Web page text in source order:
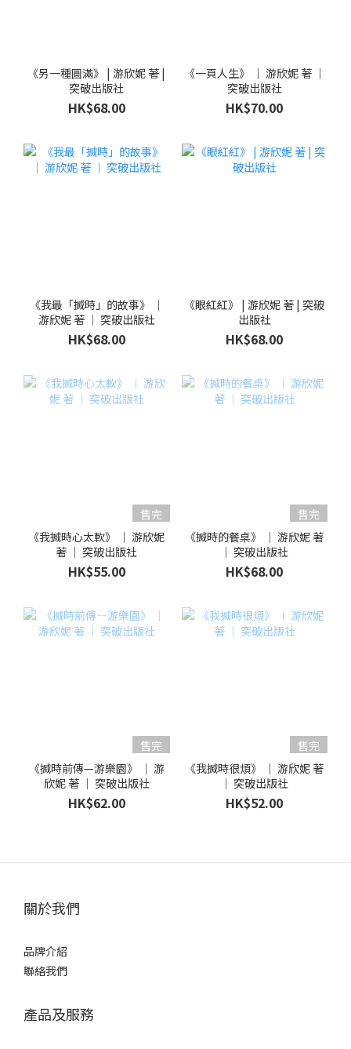
《另一種圓滿》 | 游欣妮 著 |
突破出版社
HK$68.00
《一頁人生》 ｜ 游欣妮 著 ｜
突破出版社
HK$70.00
《我最「搣時」的故事》 ｜
游欣妮 著 ｜ 突破出版社
HK$68.00
《眼紅紅》 | 游欣妮 著 | 突破
出版社
HK$68.00
售完
《我搣時心太軟》 ｜ 游欣妮
著 ｜ 突破出版社
HK$55.00
售完
《搣時的餐桌》 ｜ 游欣妮 著
｜ 突破出版社
HK$68.00
售完
《搣時前傳—游樂園》 ｜ 游
欣妮 著 ｜ 突破出版社
HK$62.00
售完
《我搣時很煩》 ｜ 游欣妮 著
｜ 突破出版社
HK$52.00
關於我們
品牌介紹
聯絡我們
產品及服務